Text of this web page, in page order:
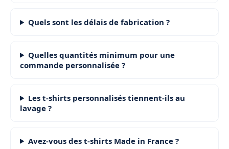
Quels sont les délais de fabrication ?
Quelles quantités minimum pour une
commande personnalisée ?
Les t-shirts personnalisés tiennent-ils au
lavage ?
Avez-vous des t-shirts Made in France ?